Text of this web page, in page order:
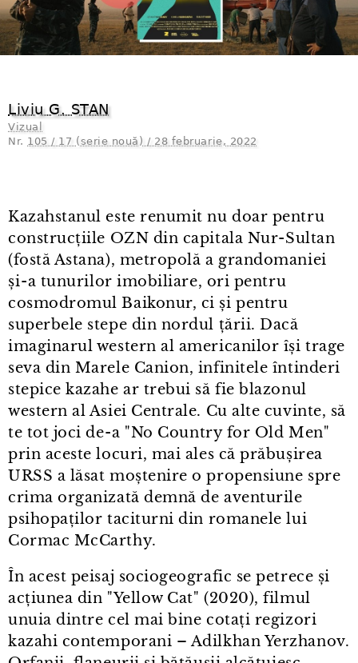
Liviu G. STAN
Vizual
Nr. 105 / 17 (serie nouă) / 28 februarie, 2022
Kazahstanul este renumit nu doar pentru
construcțiile OZN din capitala Nur⁠-⁠Sultan
(fostă Astana), metropolă a grandomaniei
și⁠-⁠a tunurilor imobiliare, ori pentru
cosmodromul Baikonur, ci și pentru
superbele stepe din nordul țării. Dacă
imaginarul western al americanilor își trage
seva din Marele Canion, infinitele întinderi
stepice kazahe ar trebui să fie blazonul
western al Asiei Centrale. Cu alte cuvinte, să
te tot joci de⁠-⁠a "No Country for Old Men"
prin aceste locuri, mai ales că prăbușirea
URSS a lăsat moștenire o propensiune spre
crima organizată demnă de aventurile
psihopaților taciturni din romanele lui
Cormac McCarthy.
În acest peisaj sociogeografic se petrece și
acțiunea din "Yellow Cat" (2020), filmul
unuia dintre cel mai bine cotați regizori
kazahi contemporani – Adilkhan Yerzhanov.